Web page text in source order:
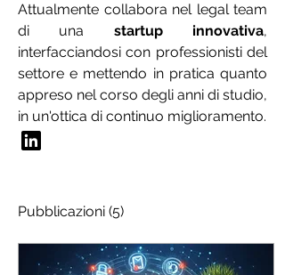
Attualmente collabora nel legal team
di una startup innovativa,
interfacciandosi con professionisti del
settore e mettendo in pratica quanto
appreso nel corso degli anni di studio,
in un'ottica di continuo miglioramento.
Pubblicazioni (5)